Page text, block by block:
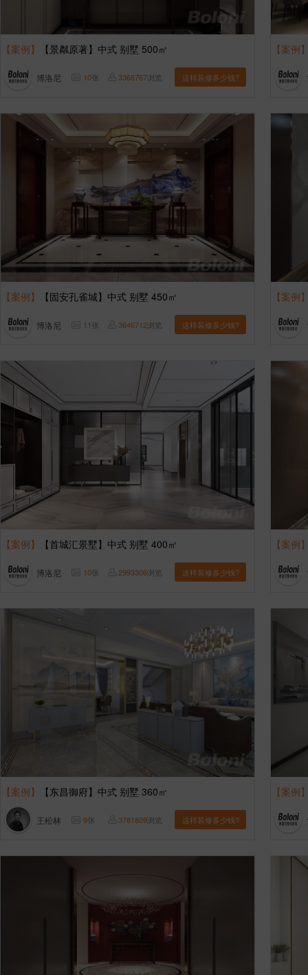
【案例】 【景粼原著】中式 别墅 500㎡
博洛尼 10张 3368767浏览 这样装修多少钱?
【案例
【案例】 【固安孔雀城】中式 别墅 450㎡
博洛尼 11张 3646712浏览 这样装修多少钱?
【案例
【案例】 【首城汇景墅】中式 别墅 400㎡
博洛尼 10张 2993306浏览 这样装修多少钱?
【案例
【案例】 【东昌御府】中式 别墅 360㎡
王松林 9张 3781809浏览 这样装修多少钱?
【案例